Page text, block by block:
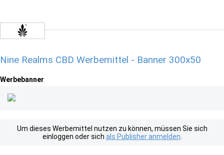
Nine Realms CBD Werbemittel - Banner 300x50
Werbebanner
Um dieses Werbemittel nutzen zu können, müssen Sie sich
einloggen oder sich als Publisher anmelden